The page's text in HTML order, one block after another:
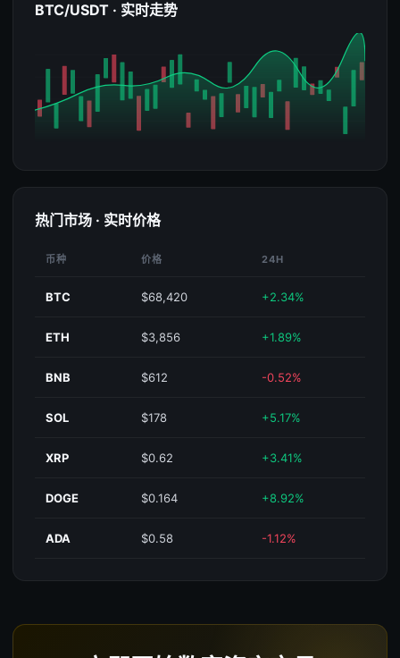
BTC/USDT · 实时走势
热门市场 · 实时价格
币种 价格 24H
BTC $68,420 +2.34%
ETH $3,856 +1.89%
BNB $612 -0.52%
SOL $178 +5.17%
XRP $0.62 +3.41%
DOGE $0.164 +8.92%
ADA $0.58 -1.12%